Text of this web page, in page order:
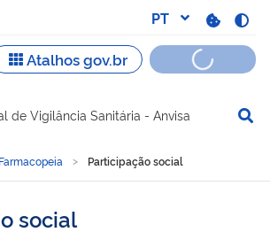
de navegação
de Vigilância Sanitária - Anvisa
Farmacopeia Participação social
social